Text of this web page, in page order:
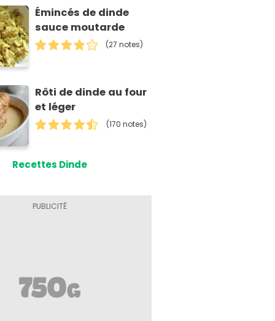
Émincés de dinde
sauce moutarde
(27 notes)
Rôti de dinde au four
et léger
(170 notes)
Recettes Dinde